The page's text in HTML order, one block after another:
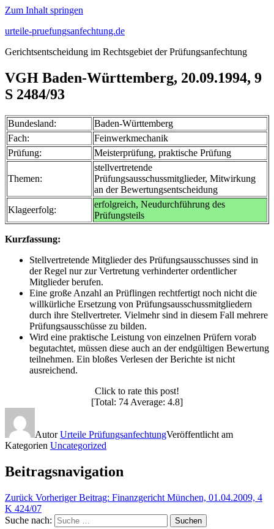
Zum Inhalt springen
urteile-pruefungsanfechtung.de
Gerichtsentscheidung im Rechtsgebiet der Prüfungsanfechtung
VGH Baden-Württemberg, 20.09.1994, 9
S 2484/93
Bundesland:
Baden-Württemberg
Fach:
Feinwerkmechanik
Prüfung:
Meisterprüfung, praktische Prüfung
Themen:
stellvertretende
Prüfungsausschussmitglieder, Mitwirkung
an der Bewertungsentscheidung
Klageerfolg:
erfolgreich, Neudurchführung des
Prüfungsteils
Kurzfassung:
Stellvertretende Mitglieder des Prüfungsausschusses sind in
der Regel nur zur Vertretung verhinderter ordentlicher
Mitglieder berufen.
Eine große Anzahl an Prüflingen rechtfertigt noch nicht die
willkürliche Ersetzung von Prüfungsausschussmitgliedern
durch ihre Stellvertreter. Vielmehr sind in diesem Fall mehrere
Prüfungsausschüsse zu bilden.
Wird eine praktische Leistung von einzelnen Prüfern vorab
begutachtet, müssen diese auch an der endgültigen Bewertung
teilnehmen. Ein bloßes Verlesen der Berichte ist nicht
ausreichend.
Click to rate this post!
[Total: 74 Average: 4.8]
AutorUrteile PrüfungsanfechtungVeröffentlicht am
Kategorien Uncategorized
Beitragsnavigation
Zurück Vorheriger Beitrag: Finanzgericht München, 01.04.2009, 4
K 424/07
Suche nach:
Suchen